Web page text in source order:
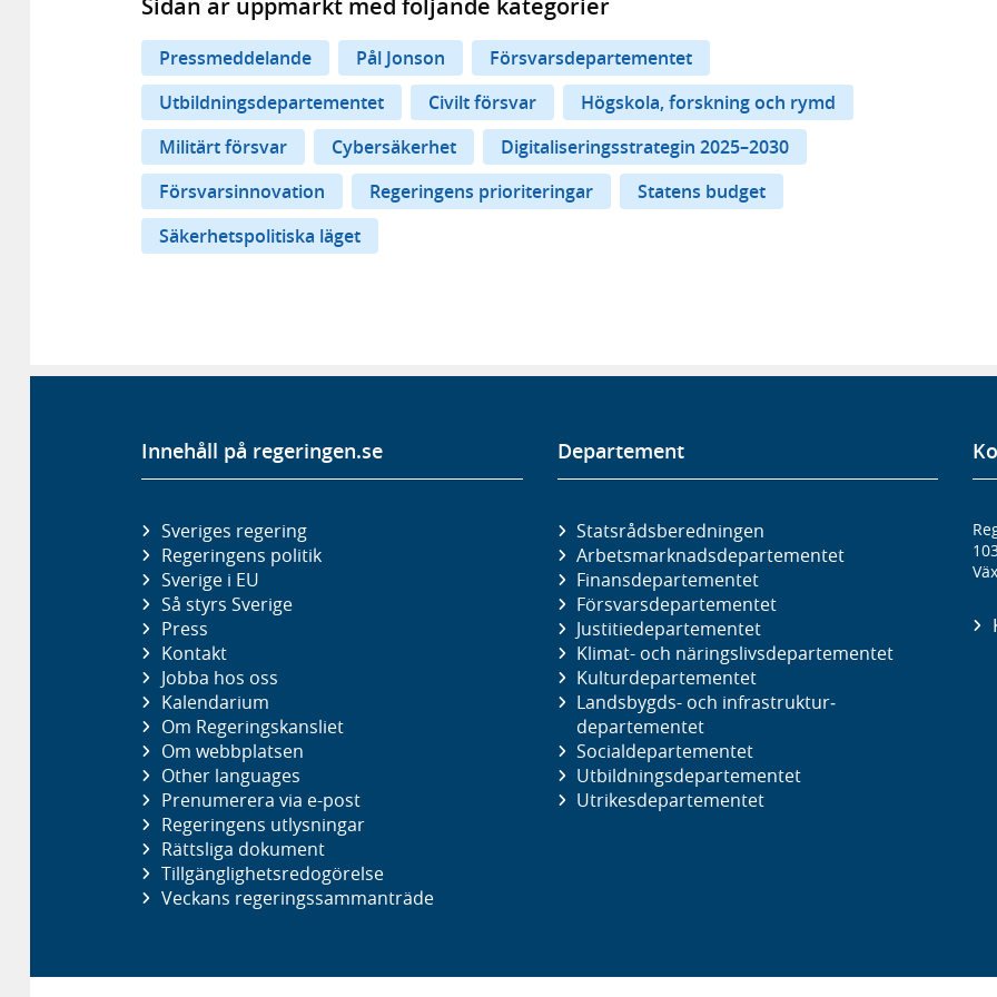
Sidan är uppmärkt med följande kategorier
Pressmeddelande Pål Jonson
Försvarsdepartementet
Utbildningsdepartementet
Civilt försvar
Högskola, forskning och rymd
Militärt försvar
Cybersäkerhet
Digitaliseringsstrategin 2025–2030
Försvarsinnovation
Regeringens prioriteringar
Statens budget
Säkerhetspolitiska läget
Innehåll på regeringen.se
Sveriges regering
Regeringens politik
Sverige i EU
Så styrs Sverige
Press
Kontakt
Jobba hos oss
Kalendarium
Om Regeringskansliet
Om webbplatsen
Other languages
Prenumerera via e-post
Regeringens utlysningar
Rättsliga dokument
Tillgänglighetsredogörelse
Veckans regeringssammanträde
Departement
Statsrådsberedningen
Arbetsmarknads­departementet
Finans­departementet
Försvars­departementet
Justitie­departementet
Klimat- och näringslivs­departementet
Kultur­departementet
Landsbygds- och infrastruktur­
departementet
Social­departementet
Utbildnings­departementet
Utrikes­departementet